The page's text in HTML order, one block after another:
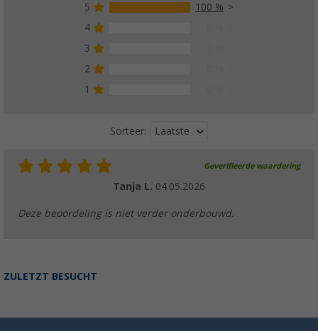
5
100 %
4
3
2
1
Sorteer: Laatste
Geverifieerde waardering
Tanja L. 04.05.2026
Deze beoordeling is niet verder onderbouwd.
ZULETZT BESUCHT